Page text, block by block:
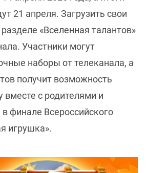
21 апреля. Загрузить свои
«Вселенная талантов»
Участники могут
наборы от телеканала, а
получит возможность
вместе с родителями и
в финале Всероссийского
игрушка».